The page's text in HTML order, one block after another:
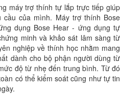
máy trợ thính tự lắp trực tiếp giúp
của mình. Máy trợ thính Bose
dụng Bose Hear - ứng dụng tự
minh và khảo sát lâm sàng từ
nghiệp về thính học nhằm mang
dành cho bộ phận người dùng từ
độ từ nhẹ đến trung bình. Từ đó
có thể kiểm soát cũng như tự tin